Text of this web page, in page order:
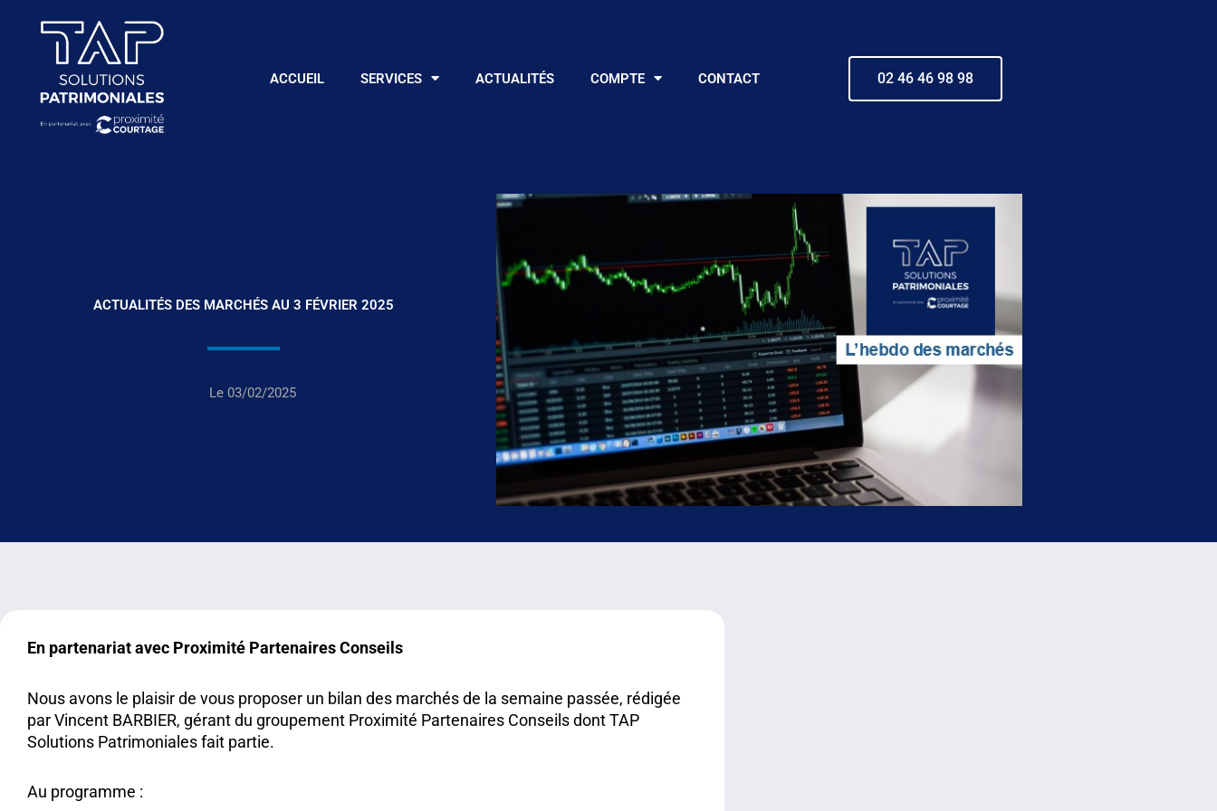
ACCUEIL SERVICES ACTUALITÉS COMPTE CONTACT 02 46 46 98 98
ACTUALITÉS DES MARCHÉS AU 3 FÉVRIER 2025
Le 03/02/2025
En partenariat avec Proximité Partenaires Conseils
Nous avons le plaisir de vous proposer un bilan des marchés de la semaine passée, rédigée
par Vincent BARBIER, gérant du groupement Proximité Partenaires Conseils dont TAP
Solutions Patrimoniales fait partie.
Au programme :